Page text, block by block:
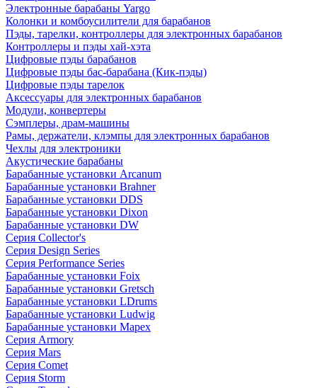
Электронные барабаны Yargo
Колонки и комбоусилители для барабанов
Пэды, тарелки, контроллеры для электронных барабанов
Контроллеры и пэды хай-хэта
Цифровые пэды барабанов
Цифровые пэды бас-барабана (Кик-пэды)
Цифровые пэды тарелок
Аксессуары для электронных барабанов
Модули, конвертеры
Сэмплеры, драм-машины
Рамы, держатели, клэмпы для электронных барабанов
Чехлы для электроники
Акустические барабаны
Барабанные установки Arcanum
Барабанные установки Brahner
Барабанные установки DDS
Барабанные установки Dixon
Барабанные установки DW
Серия Collector's
Серия Design Series
Серия Performance Series
Барабанные установки Foix
Барабанные установки Gretsch
Барабанные установки LDrums
Барабанные установки Ludwig
Барабанные установки Mapex
Серия Armory
Серия Mars
Серия Comet
Серия Storm